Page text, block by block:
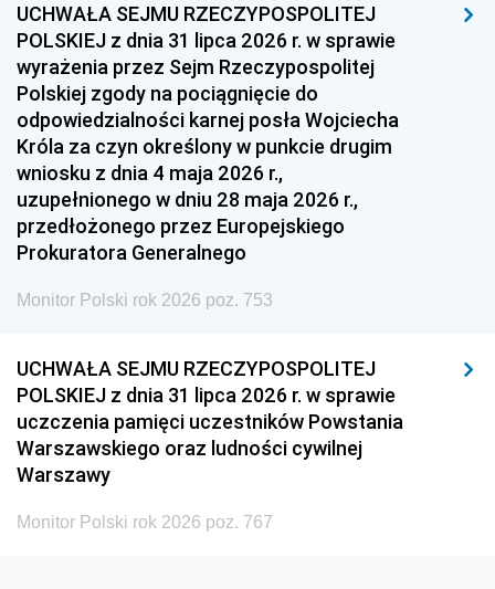
1954 1953 1952
1951 1950 1949
1948 1947
1939 1938 1937
1936 1930
UCHWAŁA SEJMU RZECZYPOSPOLITEJ
POLSKIEJ z dnia 31 lipca 2026 r. w sprawie
wyrażenia przez Sejm Rzeczypospolitej
Polskiej zgody na pociągnięcie do
odpowiedzialności karnej posła Wojciecha
Króla za czyn określony w punkcie drugim
wniosku z dnia 4 maja 2026 r.,
uzupełnionego w dniu 28 maja 2026 r.,
przedłożonego przez Europejskiego
Prokuratora Generalnego
Monitor Polski rok 2026 poz. 753
UCHWAŁA SEJMU RZECZYPOSPOLITEJ
POLSKIEJ z dnia 31 lipca 2026 r. w sprawie
uczczenia pamięci uczestników Powstania
Warszawskiego oraz ludności cywilnej
Warszawy
Monitor Polski rok 2026 poz. 767